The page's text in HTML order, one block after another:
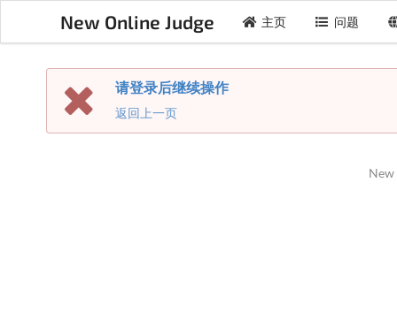
New Online Judge 主页 问题
请登录后继续操作
返回上一页